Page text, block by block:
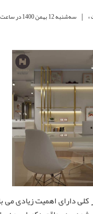
| ﺳﻪشنبه 12 بهمن 1400 در ساعت 11 : 32 دقیقه
دارای اهمیت زیادی می